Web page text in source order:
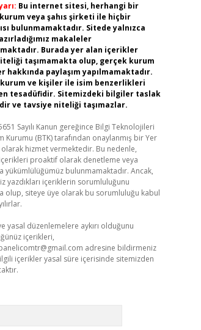
Bu internet sitesi, herhangi bir
veya şahıs şirketi ile hiçbir
bulunmamaktadır. Sitede yalnızca
makaleler
Burada yer alan içerikler
taşımamakta olup, gerçek kurum
hakkında paylaşım yapılmamaktadır.
ve kişiler ile isim benzerlikleri
tesadüfidir. Sitemizdeki bilgiler taslak
ve tavsiye niteliği taşımazlar.
Sayılı Kanun gereğince Bilgi Teknolojileri
Kurumu (BTK) tarafından onaylanmış bir Yer
olarak hizmet vermektedir. Bu nedenle,
proaktif olarak denetleme veya
yükümlülüğümüz bulunmamaktadır. Ancak,
yazdıkları içeriklerin sorumluluğunu
olup, siteye üye olarak bu sorumluluğu kabul
yasal düzenlemelere aykırı olduğunu
içerikleri,
adresine bildirmeniz
içerikler yasal süre içerisinde sitemizden